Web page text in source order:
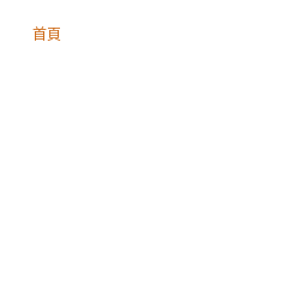
首頁